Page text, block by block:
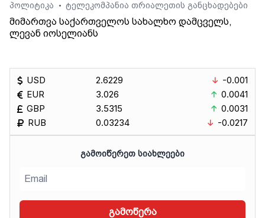
პოლიტიკა
• ტელეკომპანია თრიალეთის განცხადებები
მიმართვა საქართველოს სახალხო დამცველს,
ლევან იოსელიანს
USD
EUR
GBP
RUB
2.6229
3.026
3.5315
0.03234
-0.001
0.0041
0.0031
-0.0217
ᲒᲐᲛᲝᲘᲬᲔᲠᲔᲗ ᲡᲘᲐᲮᲚᲔᲔᲑᲘ
გამოწერა